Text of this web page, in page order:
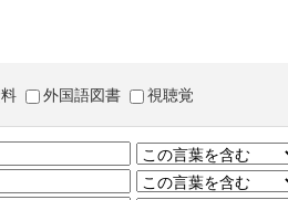
外国語図書 視聴覚